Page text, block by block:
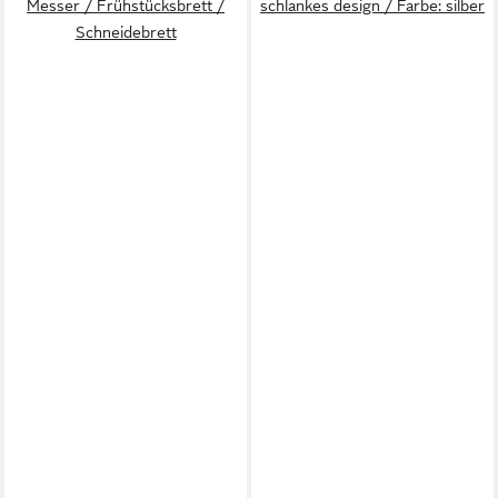
Messer / Frühstücksbrett /
Schneidebrett
schlankes design / Farbe: silber